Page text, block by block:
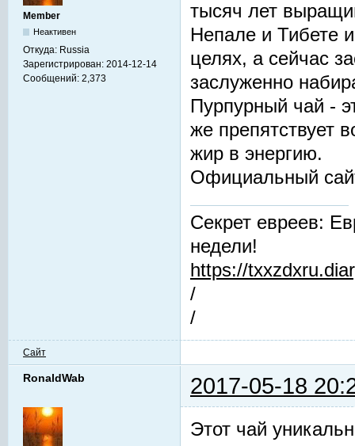
Member
Неактивен
Откуда: Russia
Зарегистрирован: 2014-12-14
Сообщений: 2,373
тысяч лет
Непале и Тибете
целях, а сейчас
заслуженно
Пурпурный чай -
же препятствует
жир в энергию.
Официальный
Секрет евреев:
недели!
https://
/
/
Сайт
RonaldWab 2017-05-18
Этот чай